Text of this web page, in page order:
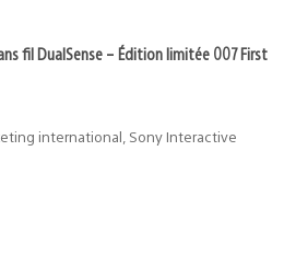
fil DualSense – Édition limitée 007 First
international, Sony Interactive